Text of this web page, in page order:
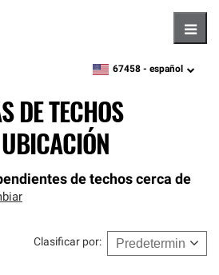
zipcode,language
67458 - español
DE TECHOS
de techos cerca de
Clasificar por: